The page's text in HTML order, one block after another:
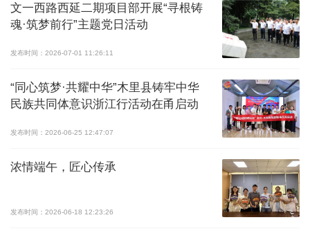
文一西路西延二期项目部开展“寻根铸
魂·筑梦前行”主题党日活动
发布时间：2026-07-01 11:26:11
“同心筑梦·共耀中华”木里县铸牢中华
民族共同体意识浙江行活动在甬启动
发布时间：2026-06-25 12:47:07
浓情端午，匠心传承
发布时间：2026-06-18 12:23:26